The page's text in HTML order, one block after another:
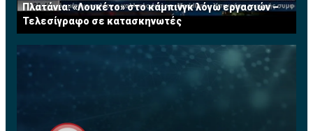
Πλατάνια: «Λουκέτο» στο κάμπινγκ λόγω εργασιών –
Τελεσίγραφο σε κατασκηνωτές